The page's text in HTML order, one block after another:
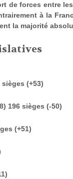
de forces entre
à la
la majorité
(+53)
196 sièges (-50)
(+51)